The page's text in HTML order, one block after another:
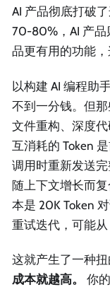
AI 产品彻底打破
70-80%，AI 产
品更有用的功能，
以构建 AI 编程助
不到一分钱。但
文件重构、深度
互消耗的 Token
调用时重新发送
随上下文增长而
本是 20K Token
重试迭代，可能
这就产生了一种扭
成本就越高。
你